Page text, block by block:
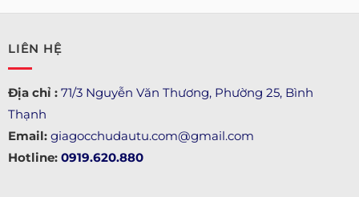
LIÊN HỆ
Địa chỉ : 71/3 Nguyễn Văn Thương, Phường 25, Bình
Thạnh
Email: giagocchudautu.com@gmail.com
Hotline: 0919.620.880